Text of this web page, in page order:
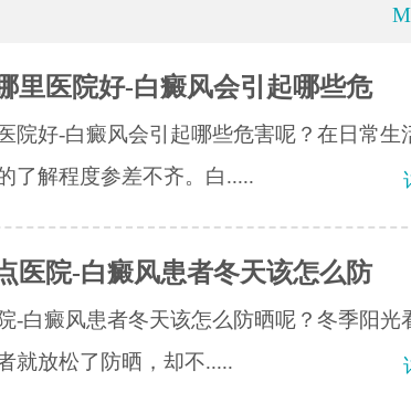
里医院好-白癜风会引起哪些危
院好-白癜风会引起哪些危害呢？在日常生
了解程度参差不齐。白.....
医院-白癜风患者冬天该怎么防
-白癜风患者冬天该怎么防晒呢？冬季阳光
就放松了防晒，却不.....